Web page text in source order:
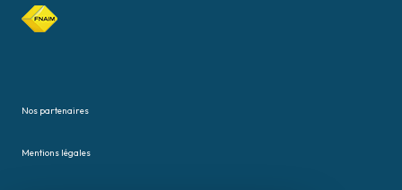
Nos partenaires
Mentions légales